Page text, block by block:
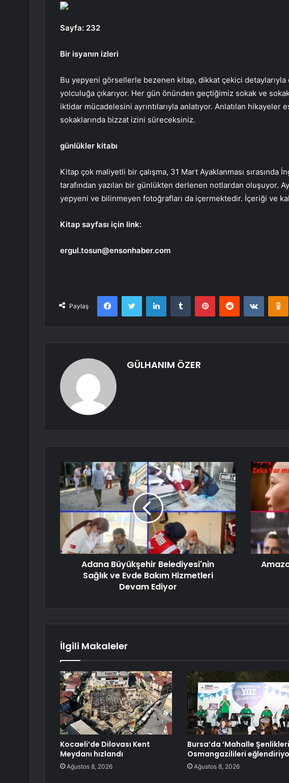
Sayfa: 232
Bir isyanın izleri
Bu yepyeni görsellerle bezenen kitap, dikkat çekici
yolculuğa çıkarıyor. Her gün önünden geçtiğimiz sokak ve
iktidar mücadelesini ayrıntılarıyla anlatıyor. Anlatılan hikayeler
sokaklarında bizzat izini süreceksiniz.
günlükler kitabı
Kitap çok maliyetli bir çalışma, 31 Mart Ayaklanması sırasında
tarafından yazılan bir günlükten derlenen notlardan oluşuyor.
yepyeni ve bilinmeyen fotoğrafları da içermektedir. İçeriği ve
Kitap sayfası için link:
ergul.tosun@ensonhaber.com
Paylaş
FacebookTwitter LinkedInTumblr PinterestReddit
GÜLHANIM ÖZER
Adana Büyükşehir Belediyesi'nin
Sağlık ve Evde Bakım Hizmetleri
Devam Ediyor
İlgili Makaleler
Kocaeli’de Dilovası Kent
Meydanı hızlandı
Ağustos 8, 2026
Bursa’da ‘Mahalle
Osmangazilileri
Ağustos 8, 2026